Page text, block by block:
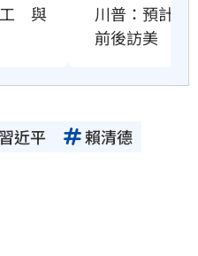
　與
川普：預計習
前後訪美
習近平
賴清德